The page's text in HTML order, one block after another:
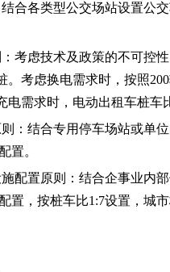
合各类型公交场站设置公
考虑技术及政策的不可控
考虑换电需求时，按照
需求时，电动出租车桩车
：结合专用停车场站或单
置。
配置原则：结合企事业内
置，按桩车比1:7设置，城